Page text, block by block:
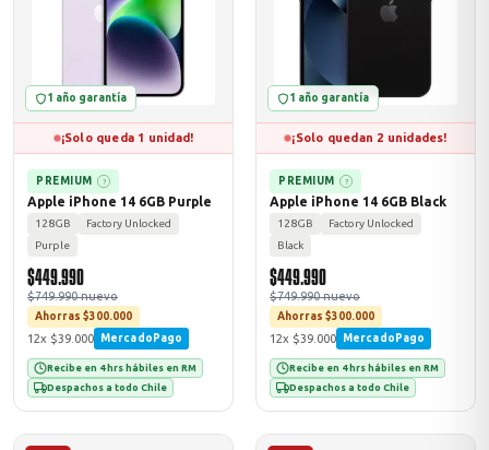
1 año garantía
¡Solo queda 1 unidad!
PREMIUM ?
Apple iPhone 14 6GB Purple
128GB
Factory Unlocked
Purple
$449.990
$749.990 nuevo
Ahorras $300.000
12x $39.000 MercadoPago
Recibe en 4 hrs hábiles en RM
Despachos a todo Chile
1 año garantía
¡Solo quedan 2 unidades!
PREMIUM ?
Apple iPhone 14 6GB Black
128GB
Factory Unlocked
Black
$449.990
$749.990 nuevo
Ahorras $300.000
12x $39.000 MercadoPago
Recibe en 4 hrs hábiles en RM
Despachos a todo Chile